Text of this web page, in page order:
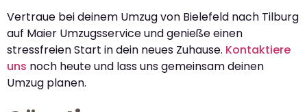
Vertraue bei deinem Umzug von Bielefeld nach Tilburg
auf Maier Umzugsservice und genieße einen
stressfreien Start in dein neues Zuhause. Kontaktiere
uns noch heute und lass uns gemeinsam deinen
Umzug planen.